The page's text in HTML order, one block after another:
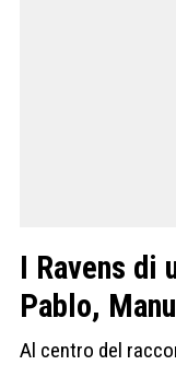
I Ravens di
Pablo,
Al centro del